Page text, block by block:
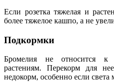
Если розетка тяжелая и
более тяжелое кашпо, а не
Подкормки
Бромелия не относится к
растениям. Перекорм для
недокорм, особенно если света